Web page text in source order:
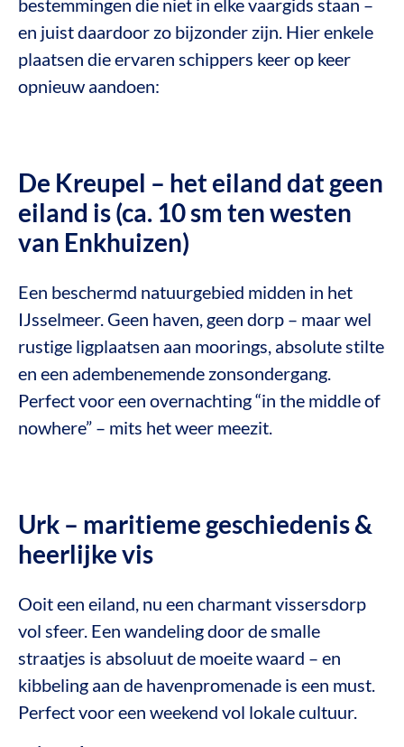
bestemmingen die niet in elke vaargids staan –
en juist daardoor zo bijzonder zijn. Hier enkele
plaatsen die ervaren schippers keer op keer
opnieuw aandoen:
De Kreupel – het eiland dat geen
eiland is (ca. 10 sm ten westen
van Enkhuizen)
Een beschermd natuurgebied midden in het
IJsselmeer. Geen haven, geen dorp – maar wel
rustige ligplaatsen aan moorings, absolute stilte
en een adembenemende zonsondergang.
Perfect voor een overnachting “in the middle of
nowhere” – mits het weer meezit.
Urk – maritieme geschiedenis &
heerlijke vis
Ooit een eiland, nu een charmant vissersdorp
vol sfeer. Een wandeling door de smalle
straatjes is absoluut de moeite waard – en
kibbeling aan de havenpromenade is een must.
Perfect voor een weekend vol lokale cultuur.